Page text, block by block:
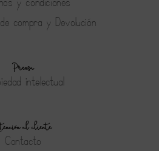
compra y Devolución
Prensa
intelectual
al cliente
Contacto